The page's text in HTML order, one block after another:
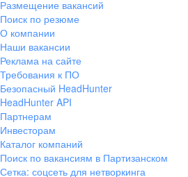
Размещение вакансий
Поиск по резюме
О компании
Наши вакансии
Реклама на сайте
Требования к ПО
Безопасный HeadHunter
HeadHunter API
Партнерам
Инвесторам
Каталог компаний
Поиск по вакансиям в Партизанском
Сетка: соцсеть для нетворкинга